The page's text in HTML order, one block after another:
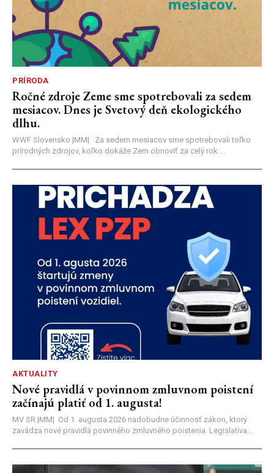
PRÍRODA
Ročné zdroje Zeme sme spotrebovali za sedem
mesiacov. Dnes je Svetový deň ekologického
dlhu.
WWF Slovensko |MM| Za sedem mesiacov sme spotrebovali toľko
prírodných zdrojov, koľko dokáže Zem obnoviť za celý rok....
AKTUALITY
Nové pravidlá v povinnom zmluvnom poistení
začínajú platiť od 1. augusta!
MV SR |MM| Od 1. augusta 2026 nadobudne účinnosť zákon, ktorý
zavádza nové pravidlá povinného zmluvného poistenia. Legislatíva...